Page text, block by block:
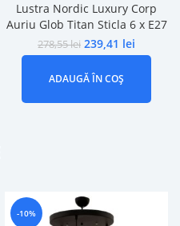
Lustra Nordic Luxury Corp
Auriu Glob Titan Sticla 6 x E27
278,55lei 239,41 lei
ADAUGĂ ÎN COȘ
-10%